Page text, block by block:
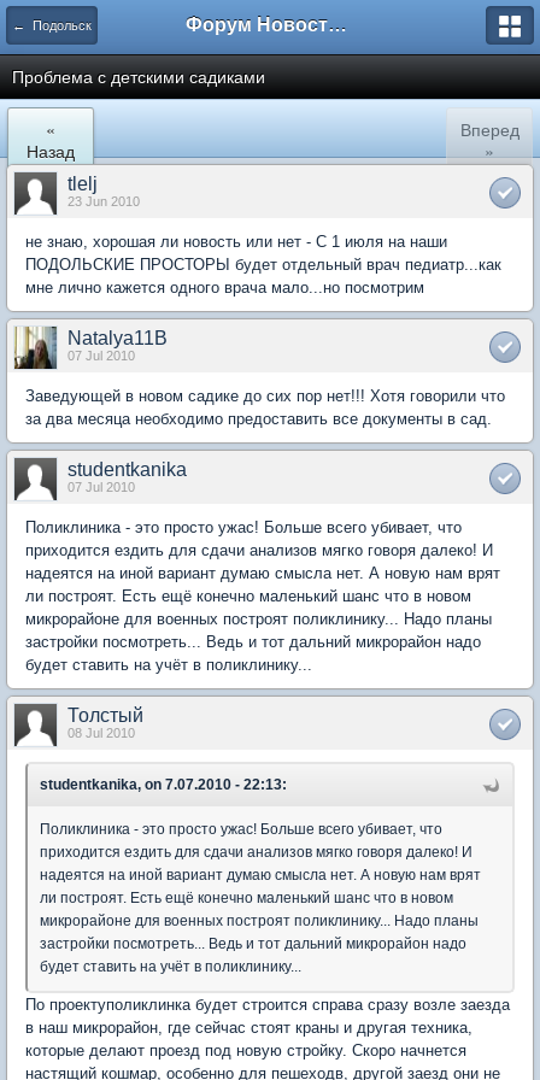
← Подольск Форум Новостройки
Проблема с детскими садиками
«
Назад
Вперед
»
tlelj
23 Jun 2010
не знаю, хорошая ли новость или нет - С 1 июля на наши
ПОДОЛЬСКИЕ ПРОСТОРЫ будет отдельный врач педиатр...как
мне лично кажется одного врача мало...но посмотрим
Natalya11B
07 Jul 2010
Заведующей в новом садике до сих пор нет!!! Хотя говорили что
за два месяца необходимо предоставить все документы в сад.
studentkanika
07 Jul 2010
Поликлиника - это просто ужас! Больше всего убивает, что
приходится ездить для сдачи анализов мягко говоря далеко! И
надеятся на иной вариант думаю смысла нет. А новую нам врят
ли построят. Есть ещё конечно маленький шанс что в новом
микрорайоне для военных построят поликлинику... Надо планы
застройки посмотреть... Ведь и тот дальний микрорайон надо
будет ставить на учёт в поликлинику...
Толстый
08 Jul 2010
studentkanika, on 7.07.2010 - 22:13:
Поликлиника - это просто ужас! Больше всего убивает, что
приходится ездить для сдачи анализов мягко говоря далеко! И
надеятся на иной вариант думаю смысла нет. А новую нам врят
ли построят. Есть ещё конечно маленький шанс что в новом
микрорайоне для военных построят поликлинику... Надо планы
застройки посмотреть... Ведь и тот дальний микрорайон надо
будет ставить на учёт в поликлинику...
По проектуполиклинка будет строится справа сразу возле заезда
в наш микрорайон, где сейчас стоят краны и другая техника,
которые делают проезд под новую стройку. Скоро начнется
настящий кошмар, особенно для пешеходв, другой заезд они не